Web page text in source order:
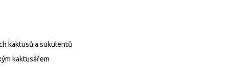
kaktusů a sukulentů
kaktusářem